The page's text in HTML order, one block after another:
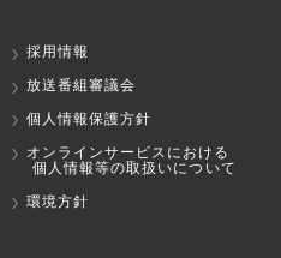
採用情報
放送番組審議会
個人情報保護方針
オンラインサービスにおける
個人情報等の取扱いについて
環境方針